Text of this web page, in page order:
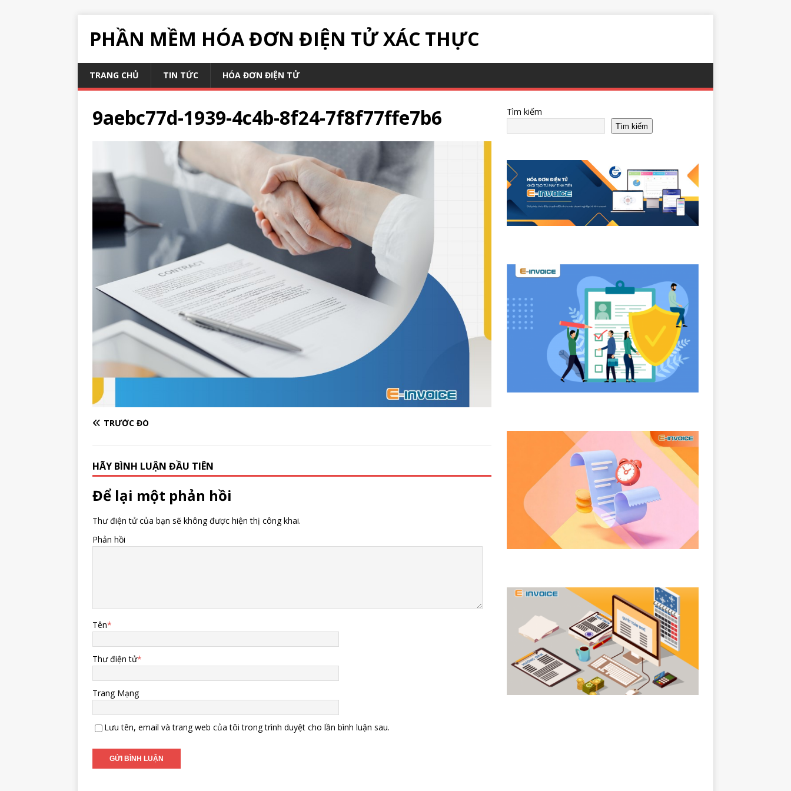
PHẦN MỀM HÓA ĐƠN ĐIỆN TỬ XÁC THỰC
TRANG CHỦ TIN TỨC HÓA ĐƠN ĐIỆN TỬ
9aebc77d-1939-4c4b-8f24-7f8f77ffe7b6
TRƯỚC ĐÓ
HÃY BÌNH LUẬN ĐẦU TIÊN
Để lại một phản hồi
Thư điện tử của bạn sẽ không được hiện thị công khai.
Phản hồi
Tên*
Thư điện tử*
Trang Mạng
Lưu tên, email và trang web của tôi trong trình duyệt cho lần bình luận sau.
Tìm kiếm
Tìm kiếm